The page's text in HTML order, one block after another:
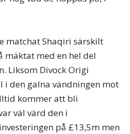
matchat Shaqiri särskilt
mäktat med en hel del
Liksom Divock Origi
i den galna vändningen mot
kommer att bli
väl värd den i
på £13,5m men